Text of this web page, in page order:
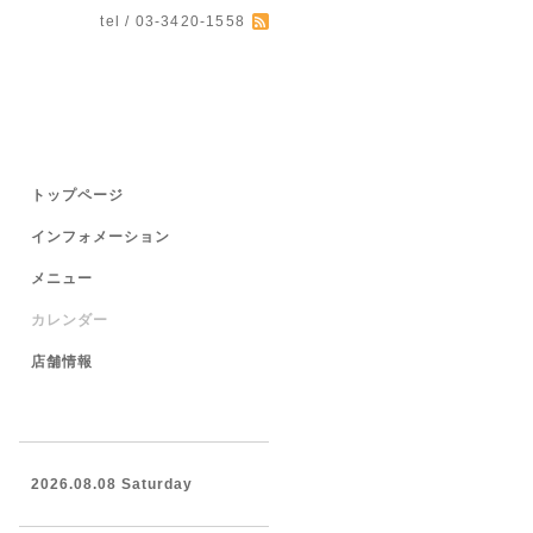
tel / 03-3420-1558
トップページ
インフォメーション
メニュー
カレンダー
店舗情報
2026.08.08 Saturday